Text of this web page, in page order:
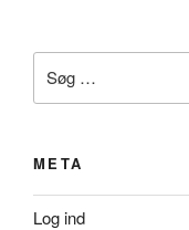
efter:
META
Log ind